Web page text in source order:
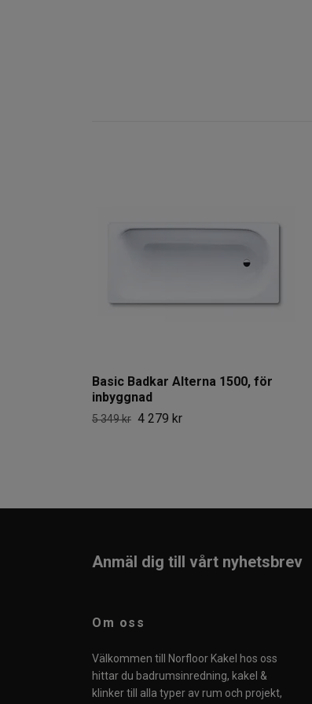
Basic Badkar Alterna 1500, för
inbyggnad
5 349 kr 4 279 kr
Anmäl dig till vårt nyhetsbrev
Om oss
Välkommen till Norfloor Kakel hos oss
hittar du badrumsinredning, kakel &
klinker till alla typer av rum och projekt,